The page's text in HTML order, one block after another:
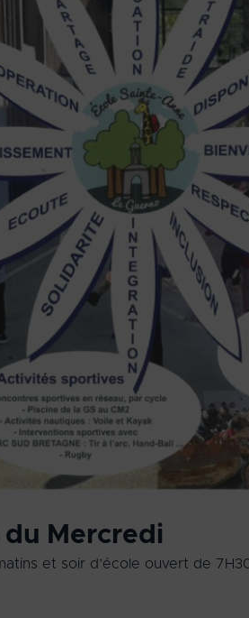
Mercredi
et soir d’école ouvert de